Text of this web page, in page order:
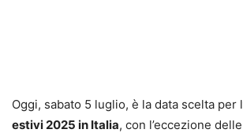
Oggi, sabato 5 luglio, è la data scelta per
estivi 2025 in Italia, con l’eccezione